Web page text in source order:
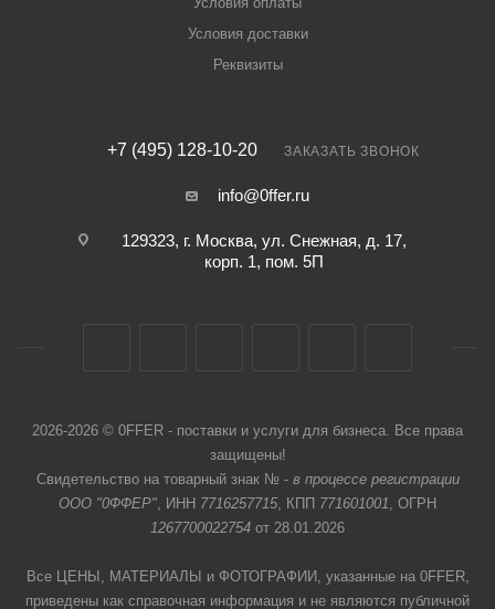
Условия доставки
Реквизиты
+7 (495) 128-10-20 ЗАКАЗАТЬ ЗВОНОК
info@0ffer.ru
129323, г. Москва, ул. Снежная, д. 17,
корп. 1, пом. 5П
2026-2026 © 0FFER - поставки и услуги для бизнеса. Все права
защищены!
Свидетельство на товарный знак № - в процессе регистрации
ООО "0ФФЕР", ИНН 7716257715, КПП 771601001, ОГРН
1267700022754 от 28.01.2026
Все ЦЕНЫ, МАТЕРИАЛЫ и ФОТОГРАФИИ, указанные на 0FFER,
приведены как справочная информация и не являются публичной